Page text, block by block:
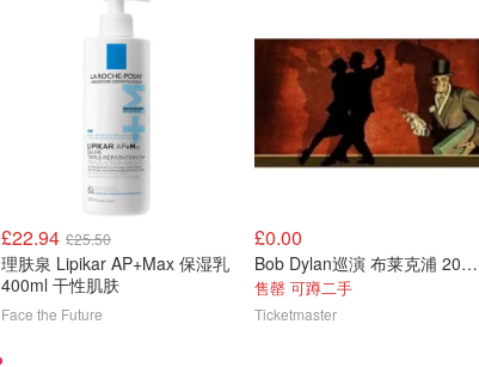
£22.94 £25.50
理肤泉 Lipikar AP+Max 保湿乳
400ml 干性肌肤
Face the Future
£0.00
Bob Dylan巡演 布莱克浦 2026/12/01
售罄 可蹲二手
Ticketmaster